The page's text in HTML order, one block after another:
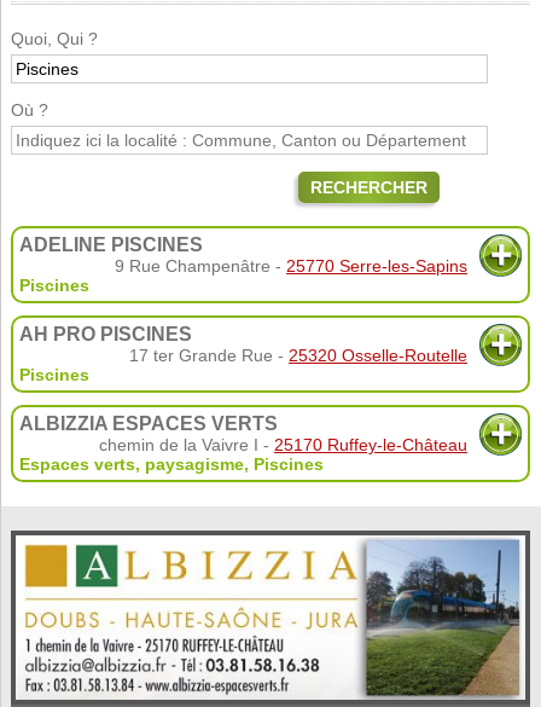
Quoi, Qui ?
Où ?
RECHERCHER
ADELINE PISCINES
9 Rue Champenâtre - 25770 Serre-les-Sapins
Piscines
AH PRO PISCINES
17 ter Grande Rue - 25320 Osselle-Routelle
Piscines
ALBIZZIA ESPACES VERTS
chemin de la Vaivre I - 25170 Ruffey-le-Château
Espaces verts, paysagisme, Piscines